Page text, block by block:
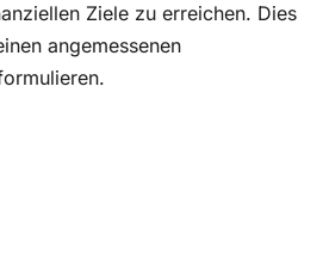
Ziele zu erreichen. Dies
angemessenen